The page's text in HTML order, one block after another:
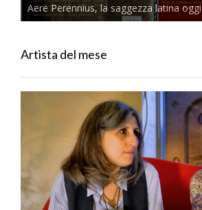
Aere Perennius, la saggezza latina oggi
Artista del mese